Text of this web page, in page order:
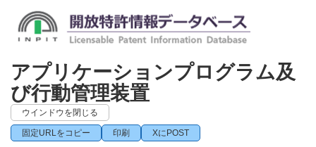
アプリケーションプログラム及
び行動管理装置
ウインドウを閉じる
固定URLをコピー 印刷 XにPOST